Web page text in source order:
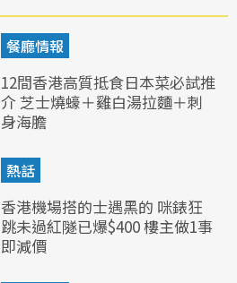
餐廳情報
12間香港高質抵食日本菜必試推
介 芝士燒蠔＋雞白湯拉麵＋刺
身海膽
熱話
香港機場搭的士遇黑的 咪錶狂
跳未過紅隧已爆$400 樓主做1事
即減價